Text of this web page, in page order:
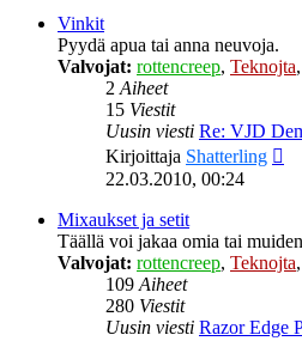
Vinkit
Pyydä apua tai anna neuvoja.
Valvojat: rottencreep, Teknojta,
2Aiheet
15 Viestit
Uusin viesti Re: VJD
Kirjoittaja Shatterling
22.03.2010, 00:24
Mixaukset ja setit
Täällä voi jakaa omia tai
Valvojat: rottencreep, Teknojta,
109Aiheet
280 Viestit
Uusin viesti Razor Edge